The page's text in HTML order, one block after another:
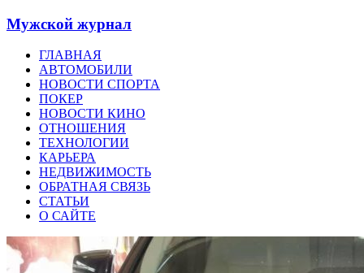
Мужской журнал
ГЛАВНАЯ
АВТОМОБИЛИ
НОВОСТИ СПОРТА
ПОКЕР
НОВОСТИ КИНО
ОТНОШЕНИЯ
ТЕХНОЛОГИИ
КАРЬЕРА
НЕДВИЖИМОСТЬ
ОБРАТНАЯ СВЯЗЬ
СТАТЬИ
О САЙТЕ